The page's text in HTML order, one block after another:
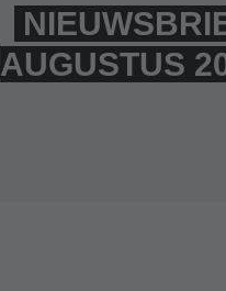
AUGUSTUS